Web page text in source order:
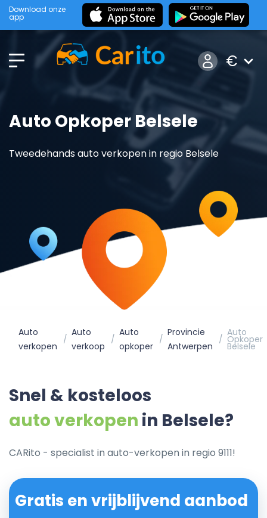
Download onze
app
€
Auto Opkoper Belsele
Tweedehands auto verkopen in regio Belsele
Auto
verkopen
Auto
verkoop
Auto
opkoper
Provincie
Antwerpen
Auto
Opkoper
Belsele
Snel & kosteloos
auto verkopen in Belsele?
CARito - specialist in auto-verkopen in regio 9111!
Gratis en vrijblijvend aanbod